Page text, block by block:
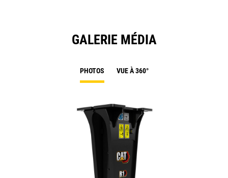
GALERIE MÉDIA
PHOTOS VUE À 360°